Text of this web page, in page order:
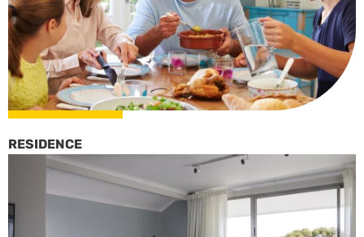
RESIDENCE